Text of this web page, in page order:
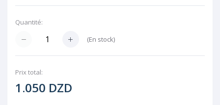
Quantité:
(En stock)
Prix ​​total:
1.050 DZD